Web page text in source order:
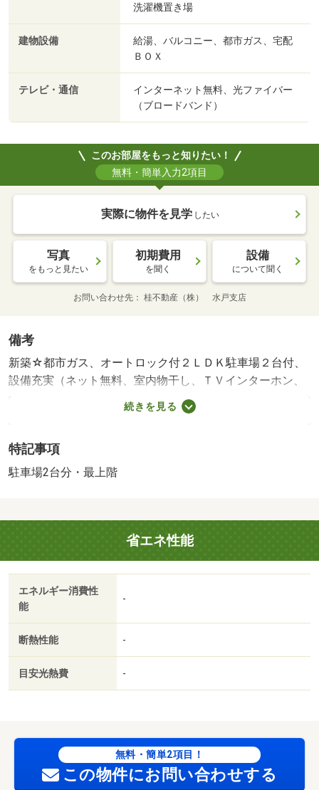
洗濯機置き場
建物設備
給湯、バルコニー、都市ガス、宅配
ＢＯＸ
テレビ・通信
インターネット無料、光ファイバー
（ブロードバンド）
このお部屋をもっと知りたい！
無料・簡単入力2項目
実際に物件を見学 したい
写真
をもっと見たい
初期費用
を聞く
設備
について聞く
お問い合わせ先 桂不動産（株） 水戸支店
備考
新築☆都市ガス、オートロック付２ＬＤＫ駐車場２台付、
設備充実（ネット無料、室内物干し、ＴＶインターホン、
シューズクローゼット）・他交通手段：ＪＲ水郡線常陸青
柳駅バス２６分県庁バスターミナル停歩３７分／鹿島臨海
続きを見る
特記事項
駐車場2台分・最上階
省エネ性能
エネルギー消費性
能
-
断熱性能 -
目安光熱費 -
無料・簡単2項目！
この物件にお問い合わせする